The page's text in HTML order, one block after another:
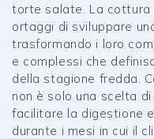
torte salate. La
ortaggi di sviluppare
trasformando i loro
e complessi che
della stagione fredda.
non è solo una scelta
facilitare la digestione
durante i mesi in cui il